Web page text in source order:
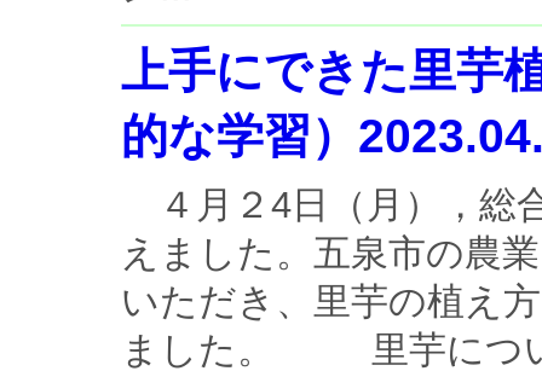
上手にできた里
的な学習）
４月２4日（月），総
えました。五泉市の農
いただき、里芋の植え
ました。 里芋につい